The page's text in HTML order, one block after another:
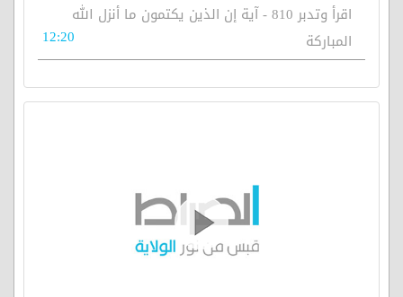
اقرأ وتدبر 810 - آية إن الذين يكتمون ما أنزل الله
المباركة
12:20